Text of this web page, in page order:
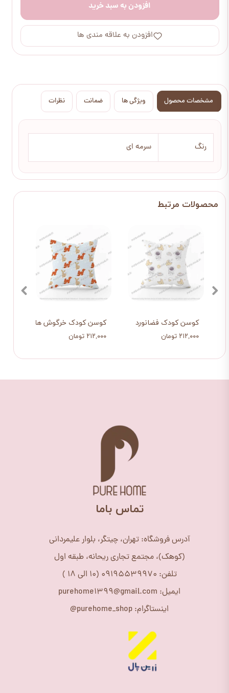
افزودن به سبد خرید
افزودن به علاقه مندی ها
مشخصات محصول ویژگی ها ضمانت نظرات
رنگ سرمه ای
کوسن کودک خرگوش ها
۲۱۲,۰۰۰ تومان
کوسن کودک فضانورد
۲۱۲,۰۰۰ تومان
​تماس باما
آدرس فروشگاه: تهران، چیتگر، بلوار علیمردانی
(کوهک)، مجتمع تجاری ریحانه، طبقه اول
تلفن: 09195539970 (10 الی 18 )
ایمیل: purehome1399@gmail.com
اینستاگرام: purehome_shop@